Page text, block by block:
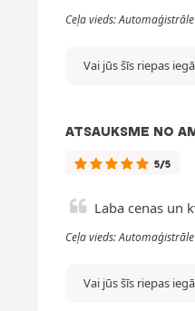
Ceļa vieds:
Vai jūs šīs riepas
ATSAUKSME NO
5/5
Laba cenas un
Ceļa vieds:
Vai jūs šīs riepas